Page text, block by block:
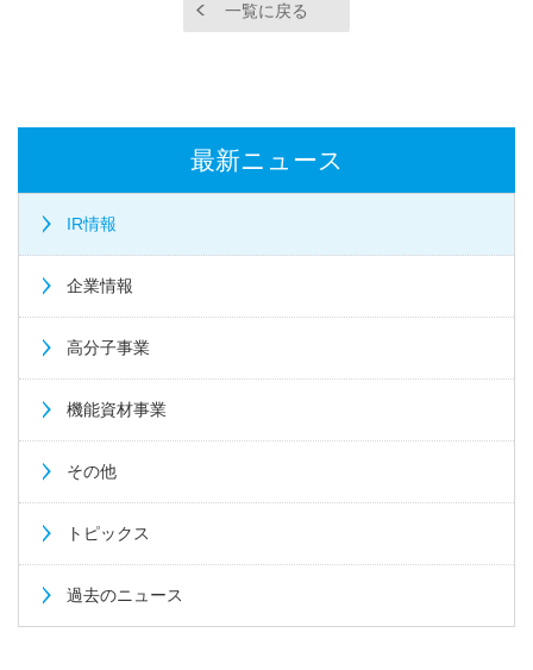
一覧に戻る
最新ニュース
IR情報
企業情報
高分子事業
機能資材事業
その他
トピックス
過去のニュース